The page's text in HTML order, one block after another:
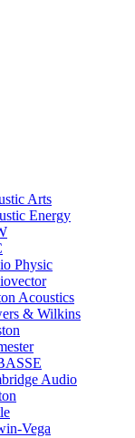
Arts
Energy
Physic
Acoustics
& Wilkins
Audio
Vega